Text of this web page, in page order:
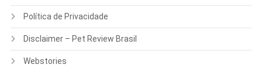
Política de Privacidade
Disclaimer – Pet Review Brasil
Webstories